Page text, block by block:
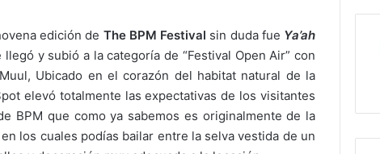
edición de The BPM Festival sin duda fue Ya’ah
y subió a la categoría de “Festival Open Air” con
Ubicado en el corazón del habitat natural de la
elevó totalmente las expectativas de los visitantes
BPM que como ya sabemos es originalmente de la
los cuales podías bailar entre la selva vestida de un